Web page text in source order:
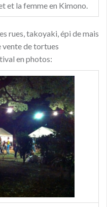
et la femme en Kimono.
rues, takoyaki, épi de mais
vente de tortues
en photos: